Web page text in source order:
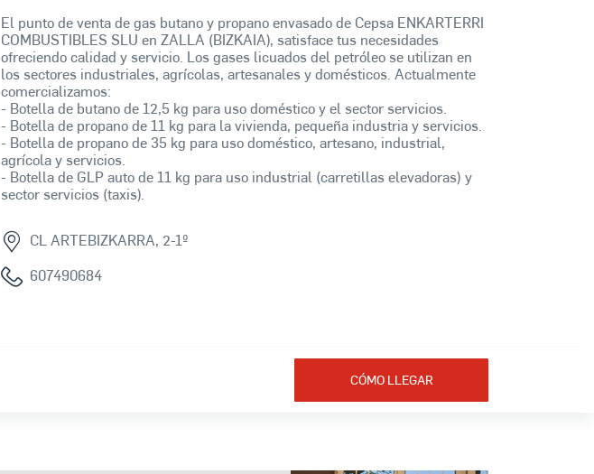
El punto de venta de gas butano y propano envasado de Cepsa ENKARTERRI
COMBUSTIBLES SLU en ZALLA (BIZKAIA), satisface tus necesidades
ofreciendo calidad y servicio. Los gases licuados del petróleo se utilizan en
los sectores industriales, agrícolas, artesanales y domésticos. Actualmente
comercializamos:
- Botella de butano de 12,5 kg para uso doméstico y el sector servicios.
- Botella de propano de 11 kg para la vivienda, pequeña industria y servicios.
- Botella de propano de 35 kg para uso doméstico, artesano, industrial,
agrícola y servicios.
- Botella de GLP auto de 11 kg para uso industrial (carretillas elevadoras) y
sector servicios (taxis).
CL ARTEBIZKARRA, 2-1º
607490684
CÓMO LLEGAR